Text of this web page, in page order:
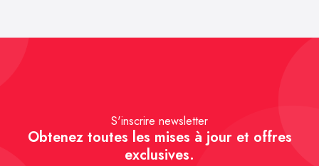
S'inscrire newsletter
Obtenez toutes les mises à jour et offres
exclusives.